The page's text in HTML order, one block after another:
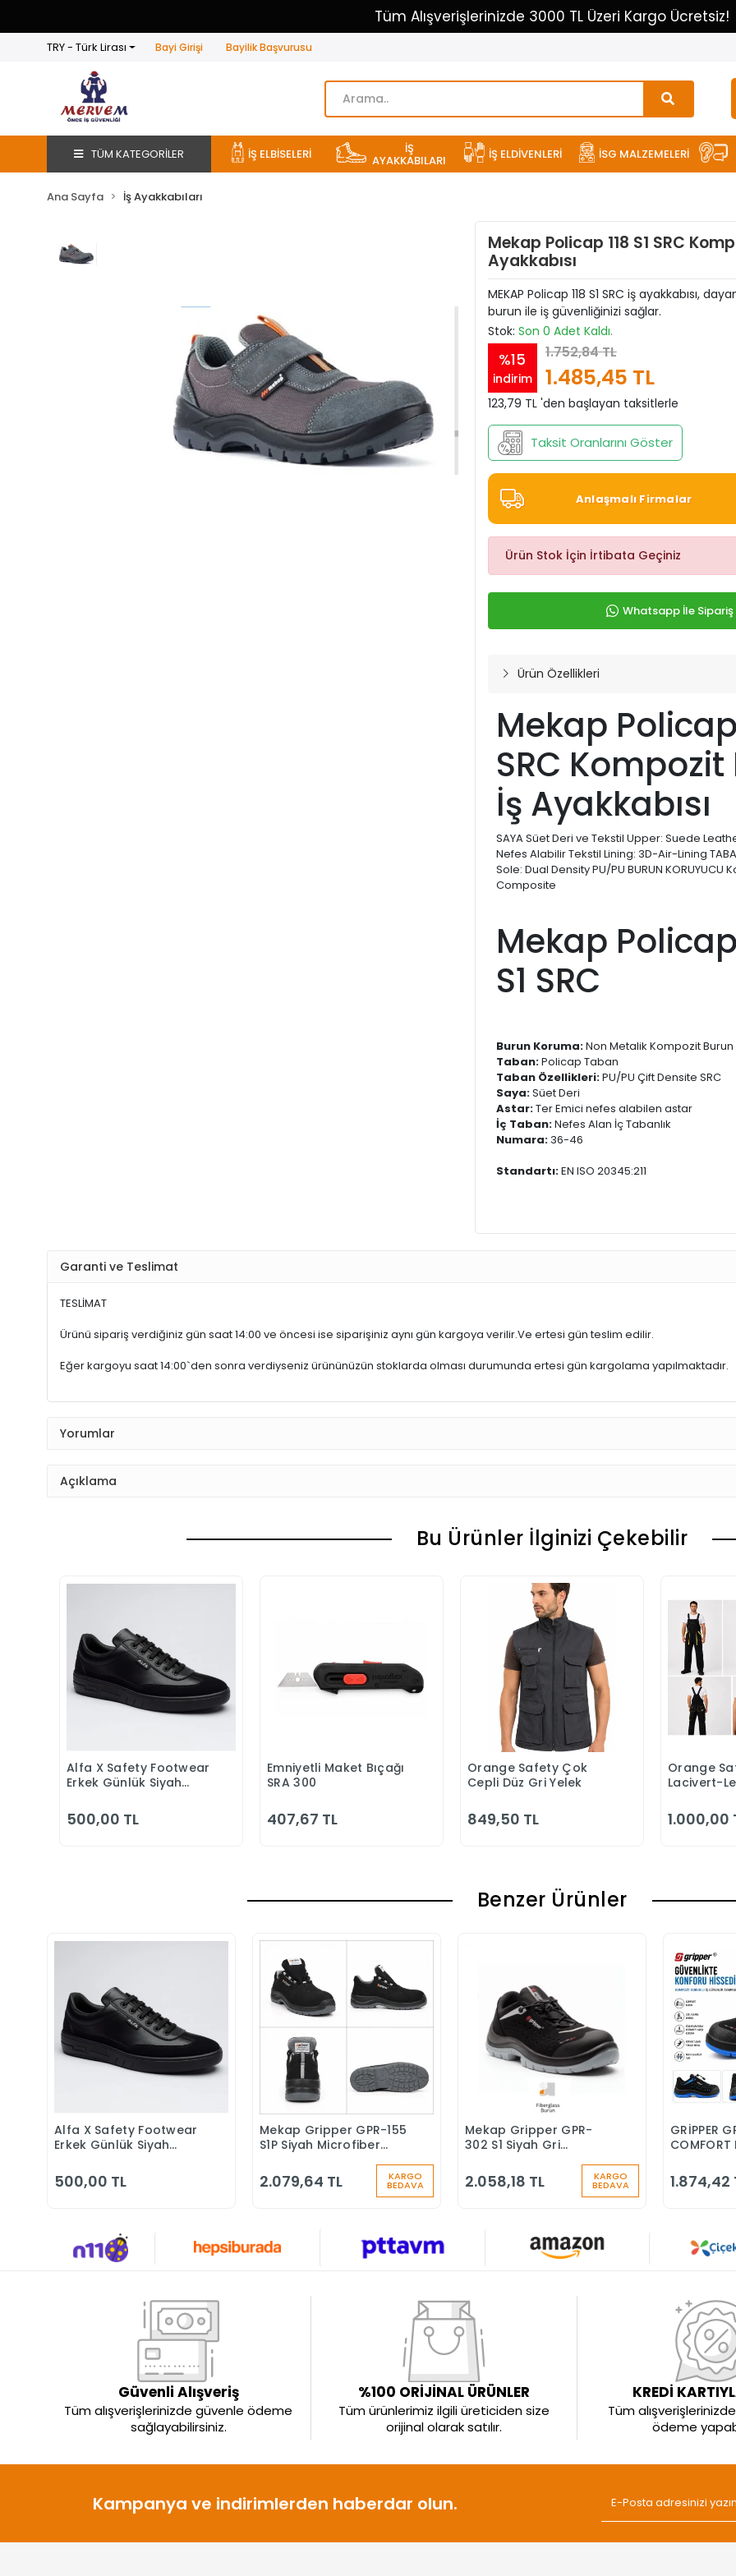
Tüm Alışverişlerinizde 3000 TL Üzeri Kargo Ücretsiz!
TRY - Türk Lirası Bayi Girişi Bayilik Başvurusu
TÜM KATEGORİLER İŞ ELBİSELERİ İŞ
AYAKKABILARI İŞ ELDİVENLERİ İSG MALZEMELERİ
Ana Sayfa İş Ayakkabıları
Mekap Policap 118 S1 SRC
Ayakkabısı
MEKAP Policap 118 S1 SRC iş ayakkabısı,
burun ile iş güvenliğinizi sağlar.
Stok: Son 0 Adet Kaldı.
%15
indirim
1.752,84 TL
1.485,45 TL
123,79 TL 'den başlayan taksitlerle
Taksit Oranlarını Göster
Anlaşmalı Firmalar
Ürün Stok İçin İrtibata Geçiniz
Whatsapp İle Sipariş
Ürün Özellikleri
Mekap Policap
SRC
İş Ayakkabısı
SAYA Süet Deri ve Tekstil Upper: Suede
Nefes Alabilir Tekstil Lining: 3D-Air-Lining
Sole: Dual Density PU/PU BURUN
Composite
Mekap Policap
S1 SRC
Burun Koruma:Non Metalik Kompozit Burun
Taban:Policap Taban
Taban Özellikleri:PU/PU Çift Densite SRC
Saya:Süet Deri
Astar:Ter Emici nefes alabilen astar
İç Taban:Nefes Alan İç Tabanlık
Numara:36-46
Standartı:EN ISO 20345:211
Garanti ve Teslimat
TESLİMAT
Ürünü sipariş verdiğiniz gün saat 14:00 ve öncesi ise siparişiniz aynı gün kargoya verilir.Ve ertesi gün teslim edilir.
Eğer kargoyu saat 14:00`den sonra verdiyseniz ürününüzün stoklarda olması durumunda ertesi gün kargolama yapılmaktadır.
Yorumlar
Açıklama
Bu Ürünler İlginizi Çekebilir
Sepete Ekle
Alfa X Safety Footwear
Erkek Günlük Siyah
500,00 TL
Sepete Ekle
Emniyetli Maket Bıçağı
SRA 300
407,67 TL
Sepete Ekle
Orange Safety Çok
Cepli Düz Gri Yelek
849,50 TL
Orange
Lacivert-
1.000,00
Benzer Ürünler
Sepete Ekle
Alfa X Safety Footwear
Erkek Günlük Siyah
500,00 TL
Sepete Ekle
Mekap Gripper GPR-155
S1P Siyah Microfiber
Ayakkabısı
2.079,64 TL KARGO
BEDAVA
Sepete Ekle
Mekap Gripper GPR-
302 S1 Siyah Gri
Ayakkabısı
2.058,18 TL KARGO
BEDAVA
GRİPPER
COMFORT
1.874,42
Güvenli Alışveriş
Tüm alışverişlerinizde güvenle ödeme
sağlayabilirsiniz.
%100 ORİJİNAL ÜRÜNLER
Tüm ürünlerimiz ilgili üreticiden size
orijinal olarak satılır.
KREDİ
Tüm
ödeme
Kampanya ve indirimlerden haberdar olun.